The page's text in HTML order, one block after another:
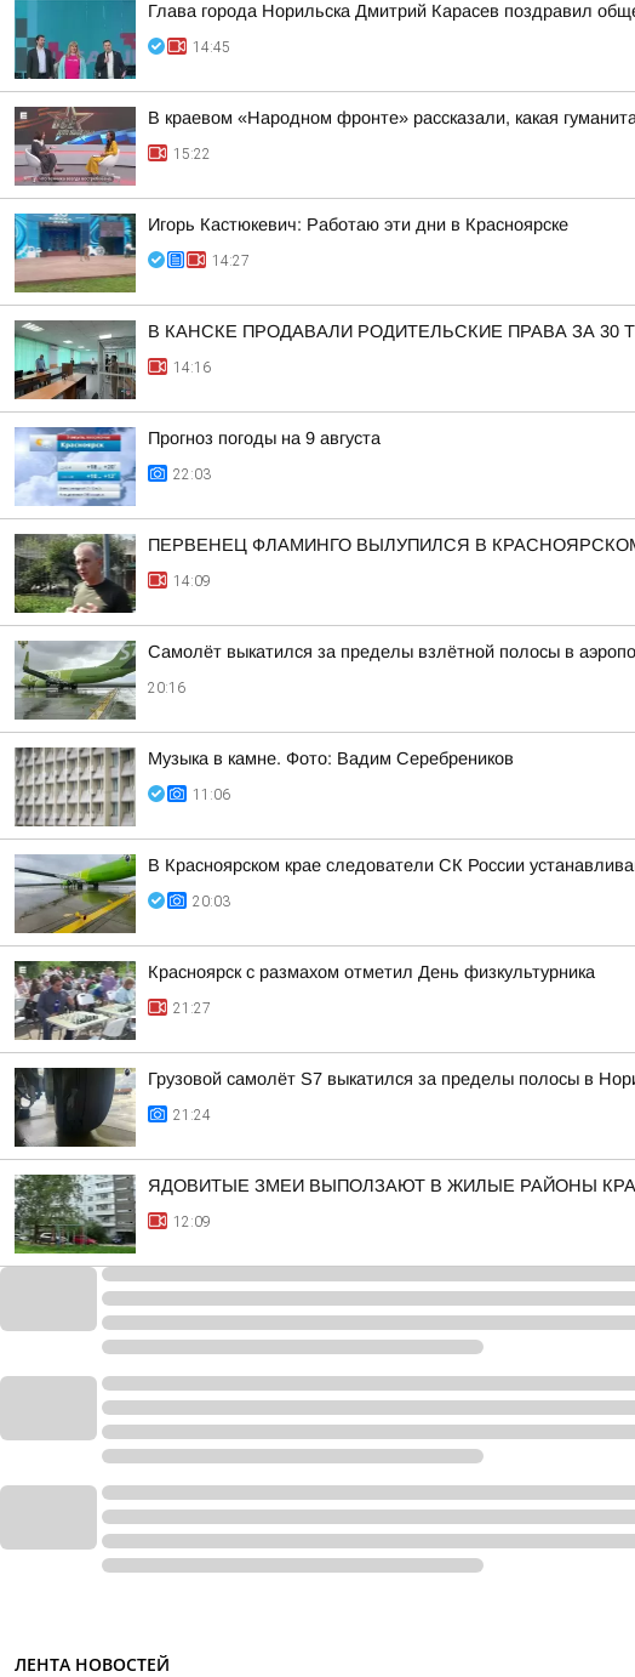
Глава города Норильска Дмитрий Карасев поздравил
14:45
В краевом «Народном фронте» рассказали, какая
15:22
Игорь Кастюкевич: Работаю эти дни в Красноярске
14:27
В КАНСКЕ ПРОДАВАЛИ РОДИТЕЛЬСКИЕ ПРАВА ЗА 30
14:16
Прогноз погоды на 9 августа
22:03
ПЕРВЕНЕЦ ФЛАМИНГО ВЫЛУПИЛСЯ В
14:09
Самолёт выкатился за пределы взлётной полосы в
20:16
Музыка в камне. Фото: Вадим Серебреников
11:06
В Красноярском крае следователи СК России
20:03
Красноярск с размахом отметил День физкультурника
21:27
Грузовой самолёт S7 выкатился за пределы полосы в
21:24
ЯДОВИТЫЕ ЗМЕИ ВЫПОЛЗАЮТ В ЖИЛЫЕ РАЙОНЫ
12:09
ЛЕНТА НОВОСТЕЙ